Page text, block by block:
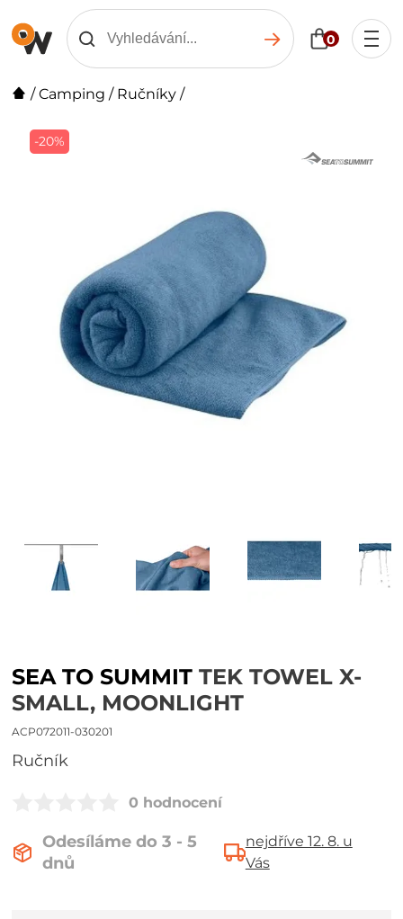
0
/Camping / Ručníky /
-20%
SEA TO SUMMIT TEK TOWEL X-
SMALL, MOONLIGHT
ACP072011-030201
ručník
0 hodnocení
Odesíláme do 3 - 5
dnů
nejdříve 12. 8. u
Vás